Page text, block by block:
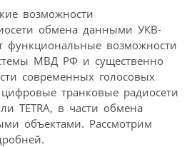
возможности
обмена данными УКВ-
функциональные возможности
МВД РФ и существенно
современных голосовых
транковые радиосети
TETRA, в части обмена
объектами. Рассмотрим